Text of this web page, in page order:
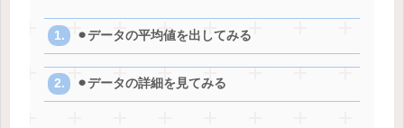
⚫︎データの平均値を出してみる
⚫︎データの詳細を見てみる